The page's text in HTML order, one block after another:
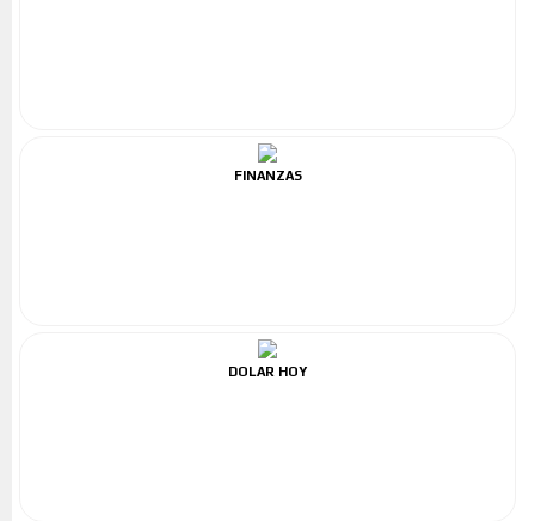
FINANZAS
DOLAR HOY